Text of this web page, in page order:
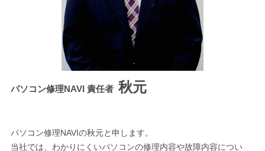
パソコン修理NAVI 責任者 秋元
パソコン修理NAVIの秋元と申します。
当社では、わかりにくいパソコンの修理内容や故障内容につい